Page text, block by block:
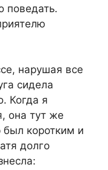
поведать.
нарушая все
сидела
Когда я
она тут же
был коротким и
долго